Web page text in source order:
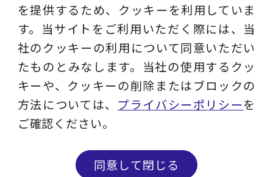
ビジネステーマ解説集
動画ライブラリ
採用サイト
プライバシーポリシー
ソーシャルメディアアカウントポリシー
を提供するため、クッキーを利用していま
す。当サイトをご利用いただく際には、当
社のクッキーの利用について同意いただい
たものとみなします。当社の使用するクッ
キーや、クッキーの削除またはブロックの
方法については、 プライバシーポリシーを
ご確認ください。
同意して閉じる